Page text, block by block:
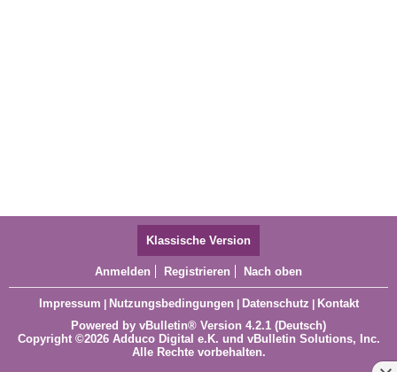
Klassische Version
Anmelden Registrieren Nach oben
Impressum | Nutzungsbedingungen | Datenschutz | Kontakt
Powered by vBulletin® Version 4.2.1 (Deutsch)
Copyright ©2026 Adduco Digital e.K. und vBulletin Solutions, Inc.
Alle Rechte vorbehalten.